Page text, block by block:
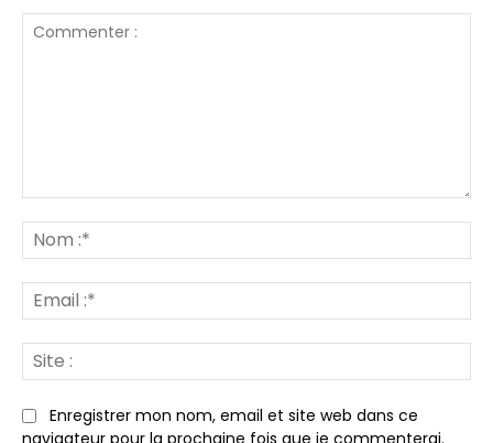
:*
:*
:
Enregistrer mon nom, email et site web dans ce